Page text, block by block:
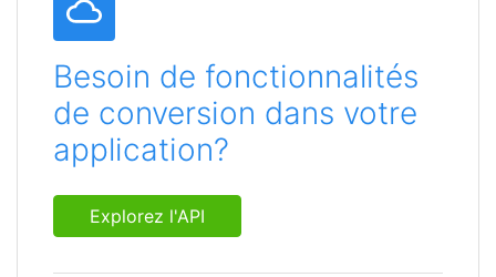
Besoin de fonctionnalités
de conversion dans votre
application?
Explorez l'API